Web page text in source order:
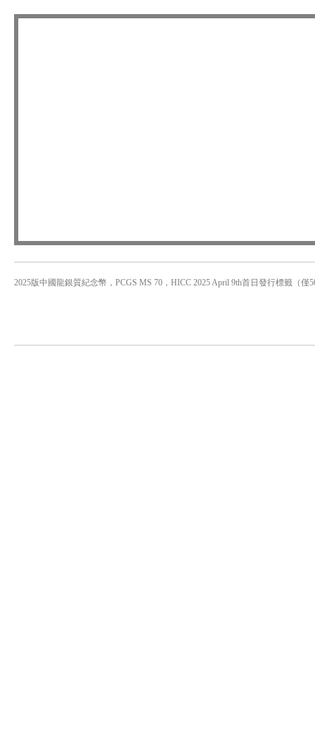
2025版中國龍銀質紀念幣，PCGS MS 70，HICC 2025 April 9th首日發行標籤（僅